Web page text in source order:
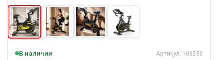
В наличии Артикул: 108350